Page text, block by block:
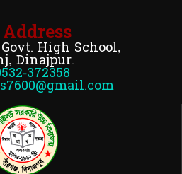
High School,
Dinajpur.
372358